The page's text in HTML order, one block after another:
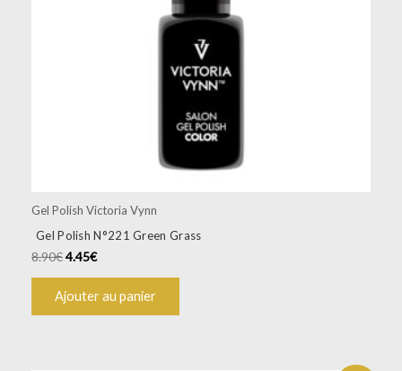
Gel Polish Victoria Vynn
Gel Polish N°221 Green Grass
8.90€4.45€
Ajouter au panier